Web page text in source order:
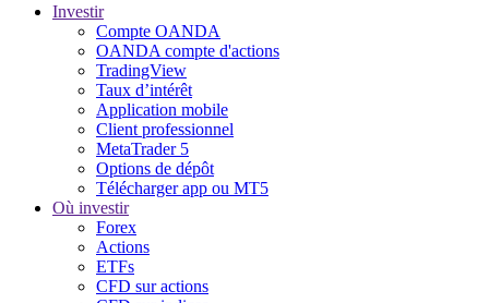
Investir
Compte OANDA
OANDA compte d'actions
TradingView
Taux d’intérêt
Application mobile
Client professionnel
MetaTrader 5
Options de dépôt
Télécharger app ou MT5
Où investir
Forex
Actions
ETFs
CFD sur actions